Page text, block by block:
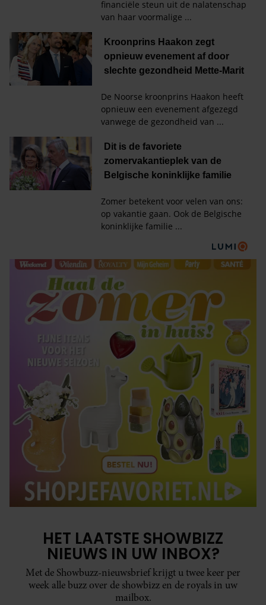
HET LAATSTE SHOWBIZZ
NIEUWS IN UW INBOX?
Met de Showbuzz-nieuwsbrief krijgt u twee keer per
week alle buzz over de showbizz en de royals in uw
mailbox.